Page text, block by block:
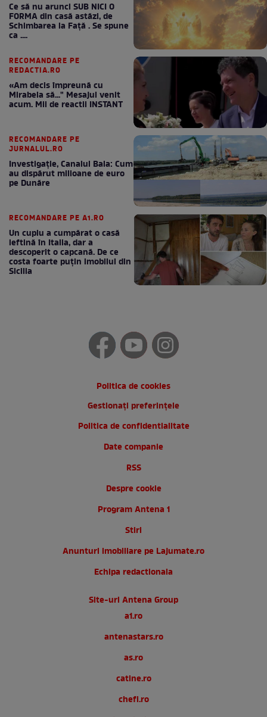
Ce să nu arunci SUB NICI O
FORMA din casă astăzi, de
Schimbarea la Față . Se spune
ca ....
RECOMANDARE PE
REDACTIA.RO
«Am decis împreună cu
Mirabela să..." Mesajul venit
acum. Mii de reactii INSTANT
RECOMANDARE PE
JURNALUL.RO
Investigație, Canalul Bala: Cum
au dispărut milioane de euro
pe Dunăre
RECOMANDARE PE A1.RO
Un cuplu a cumpărat o casă
ieftină în Italia, dar a
descoperit o capcană. De ce
costa foarte puțin imobilul din
Sicilia
Politica de cookies
Gestionați preferințele
Politica de confidentialitate
Date companie
RSS
Despre cookie
Program Antena 1
Stiri
Anunturi imobiliare pe Lajumate.ro
Echipa redactionala
Site-uri Antena Group
a1.ro
antenastars.ro
as.ro
catine.ro
chefi.ro